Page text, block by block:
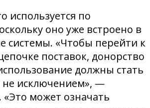
используется по
оно уже встроено в
системы. «Чтобы перейти к
поставок, донорство
должны стать
не исключением», —
«Это может означать